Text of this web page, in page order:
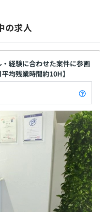
が高いです。
収にしっかりと繁栄され
7名、50代：1名で構成さ
る場合がございます
の求人
経験に合わせた案件に参画
均残業時間約10H】